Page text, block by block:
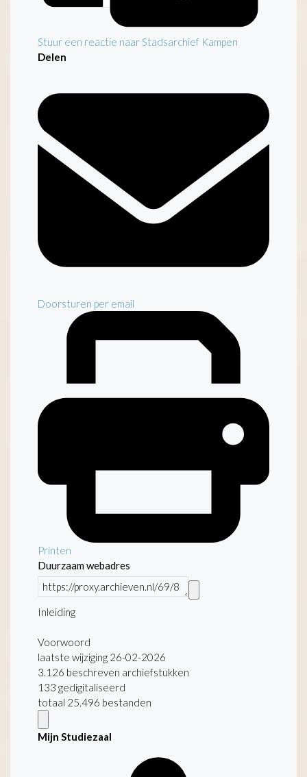
Stuur een reactie naar Stadsarchief Kampen
Delen
Doorsturen per email
Printen
Duurzaam webadres
Inleiding
Voorwoord
laatste wijziging 26-02-2026
3.126 beschreven archiefstukken
133 gedigitaliseerd
totaal 25.496 bestanden
Mijn Studiezaal